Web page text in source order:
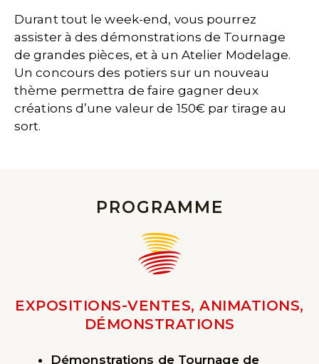
Durant tout le week-end, vous pourrez
assister à des démonstrations de Tournage
de grandes pièces, et à un Atelier Modelage.
Un concours des potiers sur un nouveau
thème permettra de faire gagner deux
créations d’une valeur de 150€ par tirage au
sort.
PROGRAMME
EXPOSITIONS-VENTES, ANIMATIONS,
DÉMONSTRATIONS
Démonstrations de Tournage de